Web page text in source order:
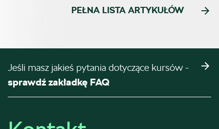
PEŁNA LISTA ARTYKUŁÓW
Jeśli masz jakieś pytania dotyczące kursów -
sprawdź zakładkę FAQ